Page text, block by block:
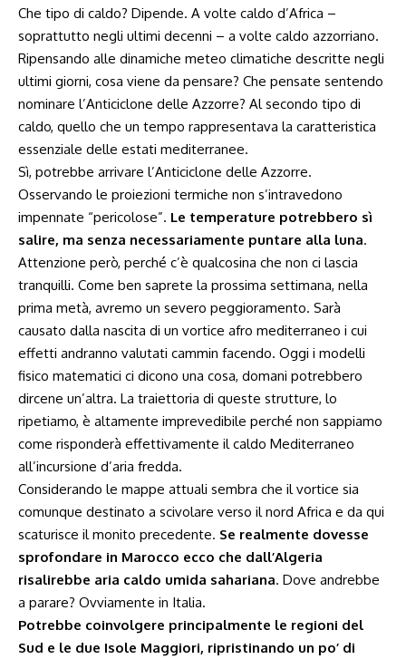
Che tipo di caldo? Dipende. A volte caldo d’Africa –
soprattutto negli ultimi decenni – a volte caldo azzorriano.
Ripensando alle dinamiche meteo climatiche descritte negli
ultimi giorni, cosa viene da pensare? Che pensate sentendo
nominare l’Anticiclone delle Azzorre? Al secondo tipo di
caldo, quello che un tempo rappresentava la caratteristica
essenziale delle estati mediterranee.
Sì, potrebbe arrivare l’Anticiclone delle Azzorre.
Osservando le proiezioni termiche non s’intravedono
impennate “pericolose”. Le temperature potrebbero sì
salire, ma senza necessariamente puntare alla luna.
Attenzione però, perché c’è qualcosina che non ci lascia
tranquilli. Come ben saprete la prossima settimana, nella
prima metà, avremo un severo peggioramento. Sarà
causato dalla nascita di un vortice afro mediterraneo i cui
effetti andranno valutati cammin facendo. Oggi i modelli
fisico matematici ci dicono una cosa, domani potrebbero
dircene un’altra. La traiettoria di queste strutture, lo
ripetiamo, è altamente imprevedibile perché non sappiamo
come risponderà effettivamente il caldo Mediterraneo
all’incursione d’aria fredda.
Considerando le mappe attuali sembra che il vortice sia
comunque destinato a scivolare verso il nord Africa e da qui
scaturisce il monito precedente. Se realmente dovesse
sprofondare in Marocco ecco che dall’Algeria
risalirebbe aria caldo umida sahariana. Dove andrebbe
a parare? Ovviamente in Italia.
Potrebbe coinvolgere principalmente le regioni del
Sud e le due Isole Maggiori, ripristinando un po’ di